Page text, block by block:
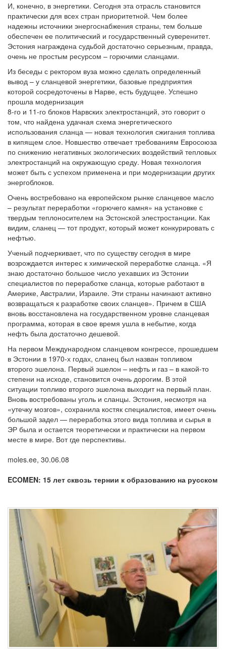
И, конечно, в энергетики. Сегодня эта отрасль становится
практически для всех стран приоритетной. Чем более
надежны источники энергоснабжения страны, тем больше
обеспечен ее политический и государственный суверенитет.
Эстония награждена судьбой достаточно серьезным, правда,
очень не простым ресурсом – горючими сланцами.
Из беседы с ректором вуза можно сделать определенный
вывод – у сланцевой энергетики, базовые предприятия
которой сосредоточены в Нарве, есть будущее. Успешно
прошла модернизация
8-го и 11-го блоков Нарвских электростанций, это говорит о
том, что найдена удачная схема энергетического
использования сланца — новая технология сжигания топлива
в кипящем слое. Новшество отвечает требованиям Евросоюза
по снижению негативных экологических воздействий тепловых
электростанций на окружающую среду. Новая технология
может быть с успехом применена и при модернизации других
энергоблоков.
Очень востребовано на европейском рынке сланцевое масло
– результат переработки «горючего камня» на установке с
твердым теплоносителем на Эстонской элестростанции. Как
видим, сланец — тот продукт, который может конкурировать с
нефтью.
Ученый подчеркивает, что по существу сегодня в мире
возрождается интерес к химической переработке сланца. «Я
знаю достаточно большое число уехавших из Эстонии
специалистов по переработке сланца, которые работают в
Америке, Австралии, Израиле. Эти страны начинают активно
возвращаться к разработке своих сланцев». Причем в США
вновь восстановлена на государственном уровне сланцевая
программа, которая в свое время ушла в небытие, когда
нефть была достаточно дешевой.
На первом Международном сланцевом конгрессе, прошедшем
в Эстонии в 1970-х годах, сланец был назван топливом
второго эшелона. Первый эшелон – нефть и газ – в какой-то
степени на исходе, становится очень дорогим. В этой
ситуации топливо второго эшелона выходит на первый план.
Вновь востребованы уголь и сланцы. Эстония, несмотря на
«утечку мозгов», сохранила костяк специалистов, имеет очень
большой задел — переработка этого вида топлива и сырья в
ЭР была и остается теоретически и практически на первом
месте в мире. Вот где перспективы.
moles.ee, 30.06.08
ECOMEN: 15 лет сквозь тернии к образованию на русском